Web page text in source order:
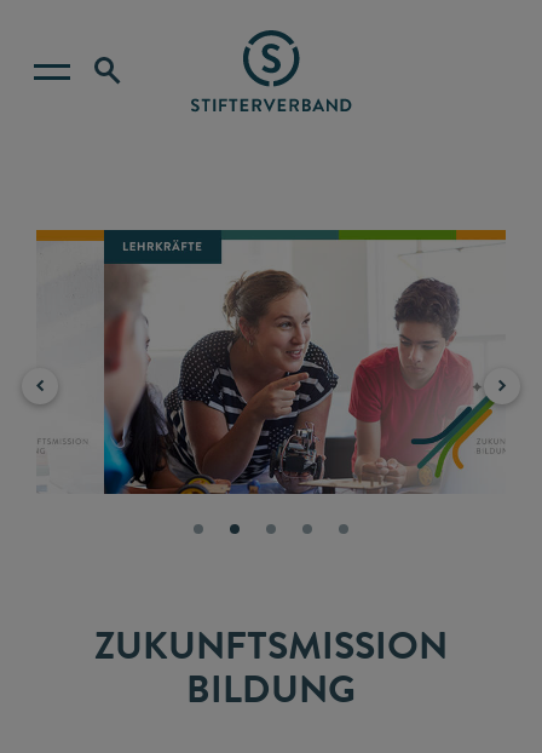
ZUKUNFTSMISSION
BILDUNG